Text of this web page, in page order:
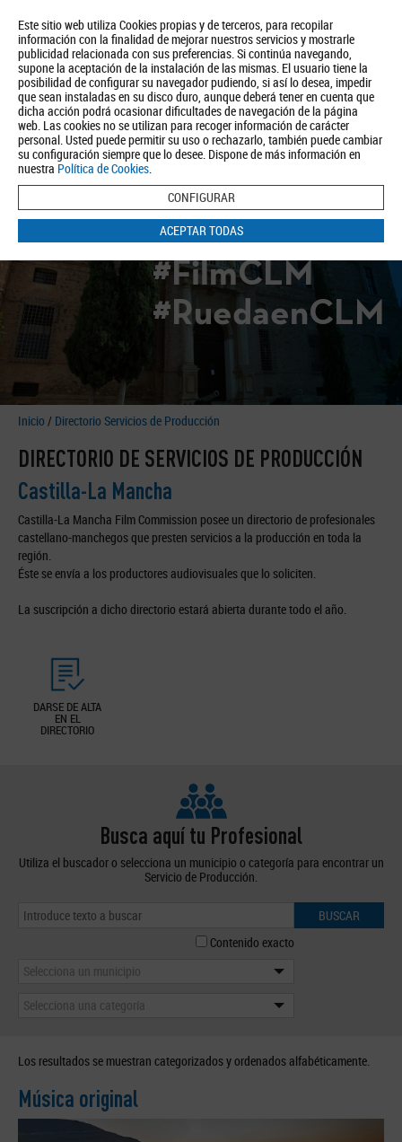
Este sitio web utiliza Cookies propias y de terceros, para recopilar
información con la finalidad de mejorar nuestros servicios y mostrarle
publicidad relacionada con sus preferencias. Si continúa navegando,
supone la aceptación de la instalación de las mismas. El usuario tiene la
posibilidad de configurar su navegador pudiendo, si así lo desea, impedir
que sean instaladas en su disco duro, aunque deberá tener en cuenta que
dicha acción podrá ocasionar dificultades de navegación de la página
web. Las cookies no se utilizan para recoger información de carácter
personal. Usted puede permitir su uso o rechazarlo, también puede cambiar
su configuración siempre que lo desee. Dispone de más información en
nuestra Política de Cookies.
CONFIGURAR
ACEPTAR TODAS
Quiénes somos Turismo Política de Privacidad Aviso Legal
Política de Cookies
BUSCAR
#FilmCLM
#RuedaenCLM
Inicio / Directorio Servicios de Producción
DIRECTORIO DE SERVICIOS DE PRODUCCIÓN
Castilla-La Mancha
Castilla-La Mancha Film Commission posee un directorio de profesionales
castellano-manchegos que presten servicios a la producción en toda la
región.
Éste se envía a los productores audiovisuales que lo soliciten.
La suscripción a dicho directorio estará abierta durante todo el año.
DARSE DE ALTA
EN EL
DIRECTORIO
Busca aquí tu Profesional
Utiliza el buscador o selecciona un municipio o categoría para encontrar un
Servicio de Producción.
BUSCAR
Contenido exacto
Selecciona un municipio
Selecciona una categoría
Los resultados se muestran categorizados y ordenados alfabéticamente.
Música original